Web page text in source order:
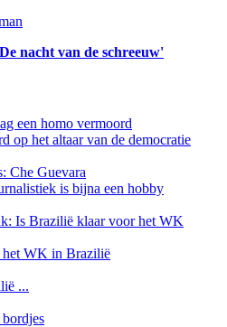
nacht van de schreeuw'
een homo vermoord
op het altaar van de democratie
Che Guevara
is bijna een hobby
Is Brazilië klaar voor het WK
het WK in Brazilië
...